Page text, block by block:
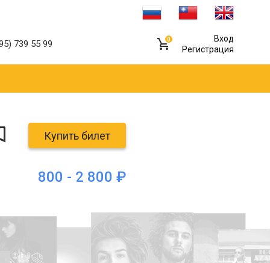
739 55 99 0
Вход
Регистрация
Купить билет
800 - 2 800 ₽